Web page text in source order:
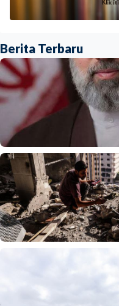
Berita Terbaru
Internasional
Presiden Iran akui
berkomunikasi dengan
Mojtaba Khamenei di
Indonesia•06 Aug 2026
Agresi Israel kian
Gaza, PBB sebut
pengungsian